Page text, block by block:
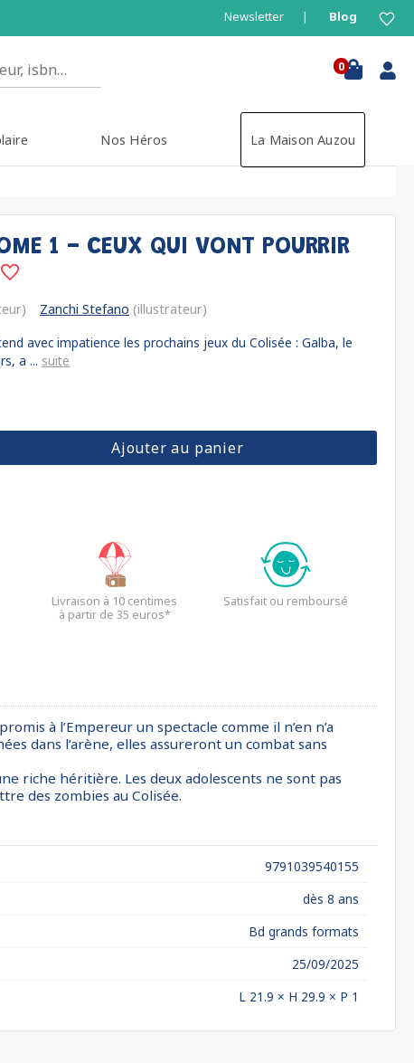
Newsletter Blog
0
Nos Héros La Maison Auzou
1 - CEUX QUI VONT POURRIR
Zanchi Stefano (illustrateur)
avec impatience les prochains jeux du Colisée : Galba, le
a ... suite
Ajouter au panier
Livraison à 10 centimes
à partir de 35 euros*
Satisfait ou remboursé
à l’Empereur un spectacle comme il n’en n’a
dans l’arène, elles assureront un combat sans
riche héritière. Les deux adolescents ne sont pas
des zombies au Colisée.
9791039540155
dès 8 ans
Bd grands formats
25/09/2025
L 21.9 × H 29.9 × P 1